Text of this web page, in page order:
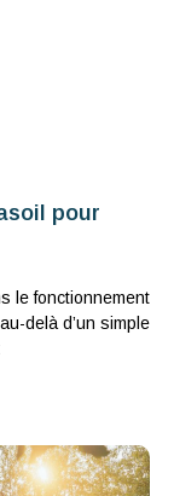
pour
le fonctionnement
delà d’un simple